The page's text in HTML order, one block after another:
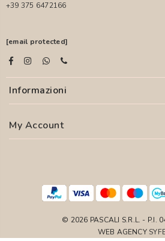
+39 375 6472166
[email protected]
Informazioni
My Account
© 2026 PASCALI S.R.L. - P.I.
WEB AGENCY